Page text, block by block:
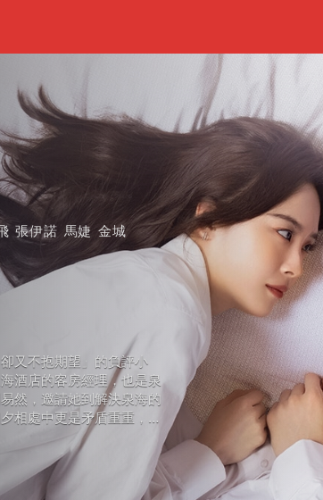
張伊諾 馬婕 金城
又不抱期望」的負評小
酒店的客房經理，也是泉
然，邀請她到解決泉海的
相處中更是矛盾重重，看